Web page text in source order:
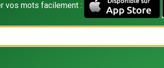
vos mots facilement :